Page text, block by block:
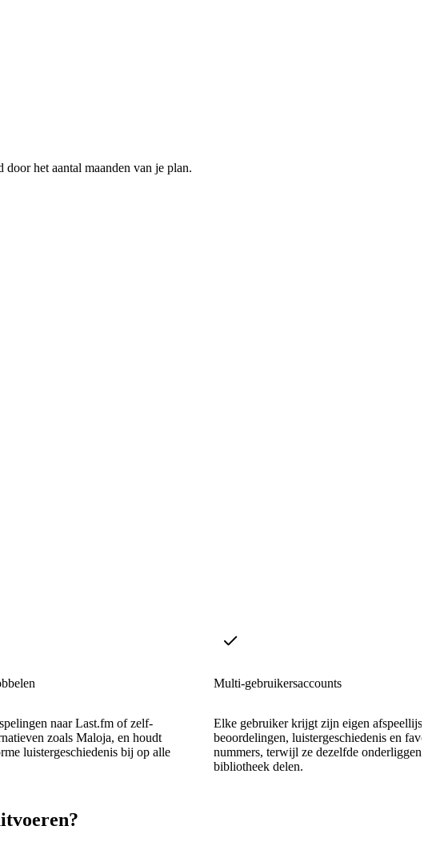
het aantal maanden van je plan.
naar Last.fm of zelf-
zoals Maloja, en houdt
luistergeschiedenis bij op alle
Multi-gebruikersaccounts
Elke gebruiker krijgt zijn eigen
beoordelingen, luistergeschiedenis en
nummers, terwijl ze dezelfde
bibliotheek delen.